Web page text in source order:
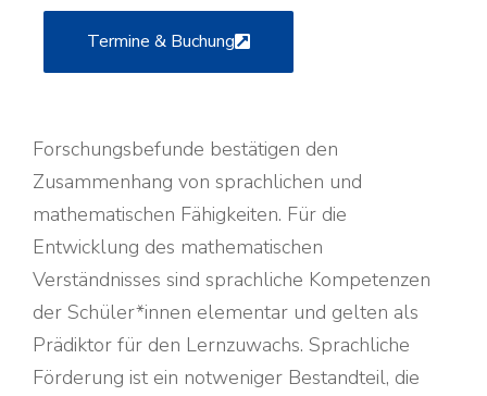
Termine & Buchung
Forschungsbefunde bestätigen den
Zusammenhang von sprachlichen und
mathematischen Fähigkeiten. Für die
Entwicklung des mathematischen
Verständnisses sind sprachliche Kompetenzen
der Schüler*innen elementar und gelten als
Prädiktor für den Lernzuwachs. Sprachliche
Förderung ist ein notweniger Bestandteil, die